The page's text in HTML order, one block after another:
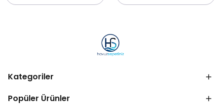
Kategoriler
Popüler Ürünler